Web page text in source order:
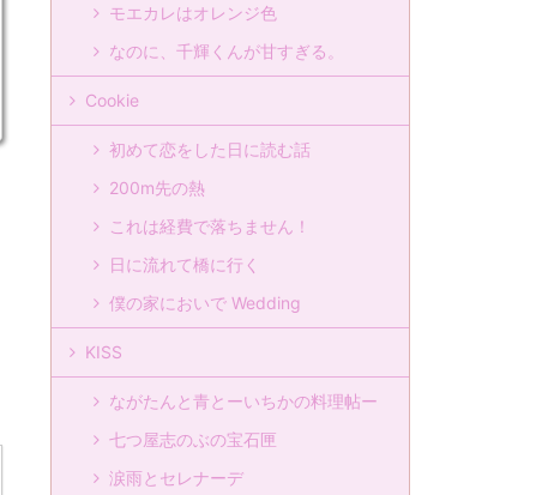
モエカレはオレンジ色
なのに、千輝くんが甘すぎる。
Cookie
初めて恋をした日に読む話
200m先の熱
これは経費で落ちません！
日に流れて橋に行く
僕の家においで Wedding
KISS
ながたんと青とーいちかの料理帖ー
七つ屋志のぶの宝石匣
涙雨とセレナーデ